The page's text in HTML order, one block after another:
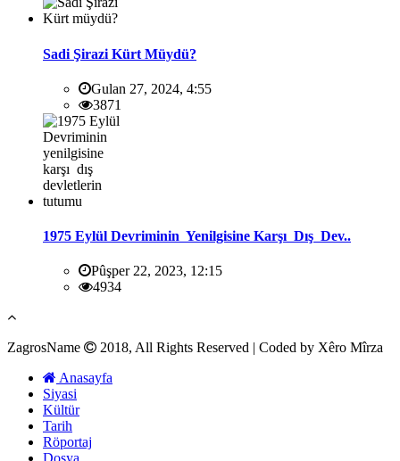
Sadi Şirazi Kürt Müydü?
Gulan 27, 2024, 4:55
3871
1975 Eylül Devriminin Yenilgisine Karşı Dış Dev..
Pûşper 22, 2023, 12:15
4934
ZagrosName
2018, All Rights Reserved | Coded by Xêro Mîrza
Anasayfa
Siyasi
Kültür
Tarih
Röportaj